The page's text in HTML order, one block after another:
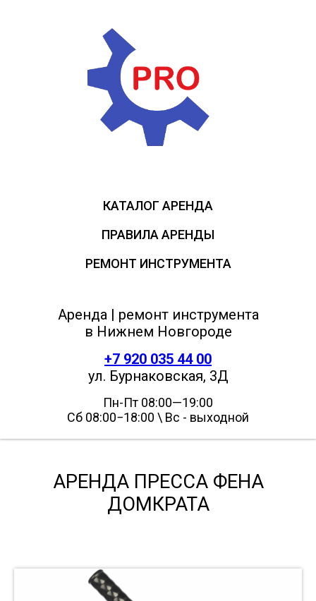
КАТАЛОГ АРЕНДА
ПРАВИЛА АРЕНДЫ
РЕМОНТ ИНСТРУМЕНТА
Аренда | ремонт инструмента
в Нижнем Новгороде
+7 920 035 44 00
ул. Бурнаковская, 3Д
Пн-Пт 08:00—19:00
Сб 08:00−18:00 \ Вс - выходной
АРЕНДА ПРЕССА ФЕНА
ДОМКРАТА